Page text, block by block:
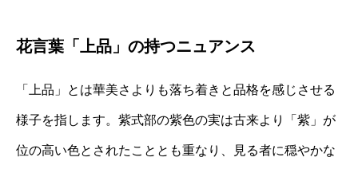
花言葉「上品」の持つニュアンス
「上品」とは華美さよりも落ち着きと品格を感じさせる
様子を指します。紫式部の紫色の実は古来より「紫」が
位の高い色とされたこととも重なり、見る者に穏やかな